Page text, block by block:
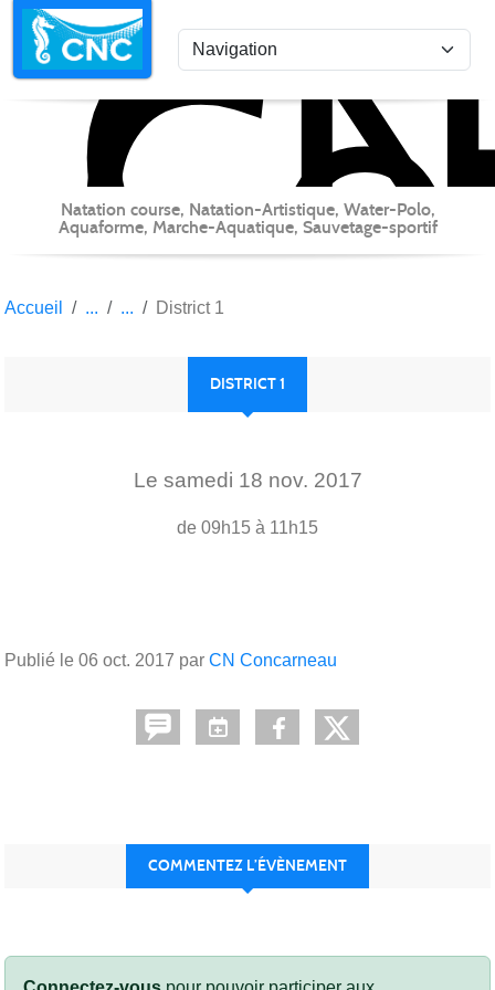
Natation course, Natation-Artistique, Water-Polo,
Aquaforme, Marche-Aquatique, Sauvetage-sportif
Accueil District 1
DISTRICT 1
Le samedi 18 nov. 2017
de 09h15 à 11h15
Publié le 06 oct. 2017 par CN Concarneau
COMMENTEZ L’ÉVÈNEMENT
Panneau de gestion des cookies